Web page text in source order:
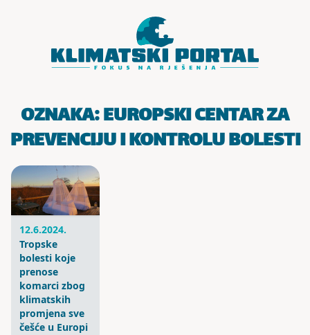
OZNAKA:EUROPSKI CENTAR ZA
PREVENCIJU I KONTROLU BOLESTI
12.6.2024.
Tropske
bolesti koje
prenose
komarci zbog
klimatskih
promjena sve
češće u Europi